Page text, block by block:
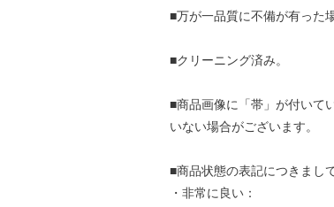
■万が一品質に不備が有った
■クリーニング済み。
■商品画像に「帯」が付いて
いない場合がございます。
■商品状態の表記につきまし
・非常に良い：